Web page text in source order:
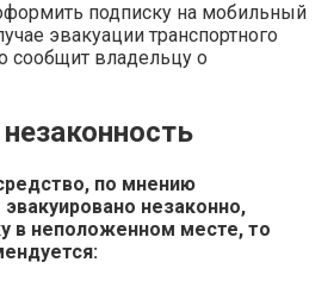
подписку на мобильный
эвакуации транспортного
сообщит владельцу о
по мнению
незаконно,
в неположенном месте, то